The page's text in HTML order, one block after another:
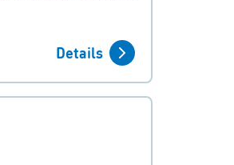
Details